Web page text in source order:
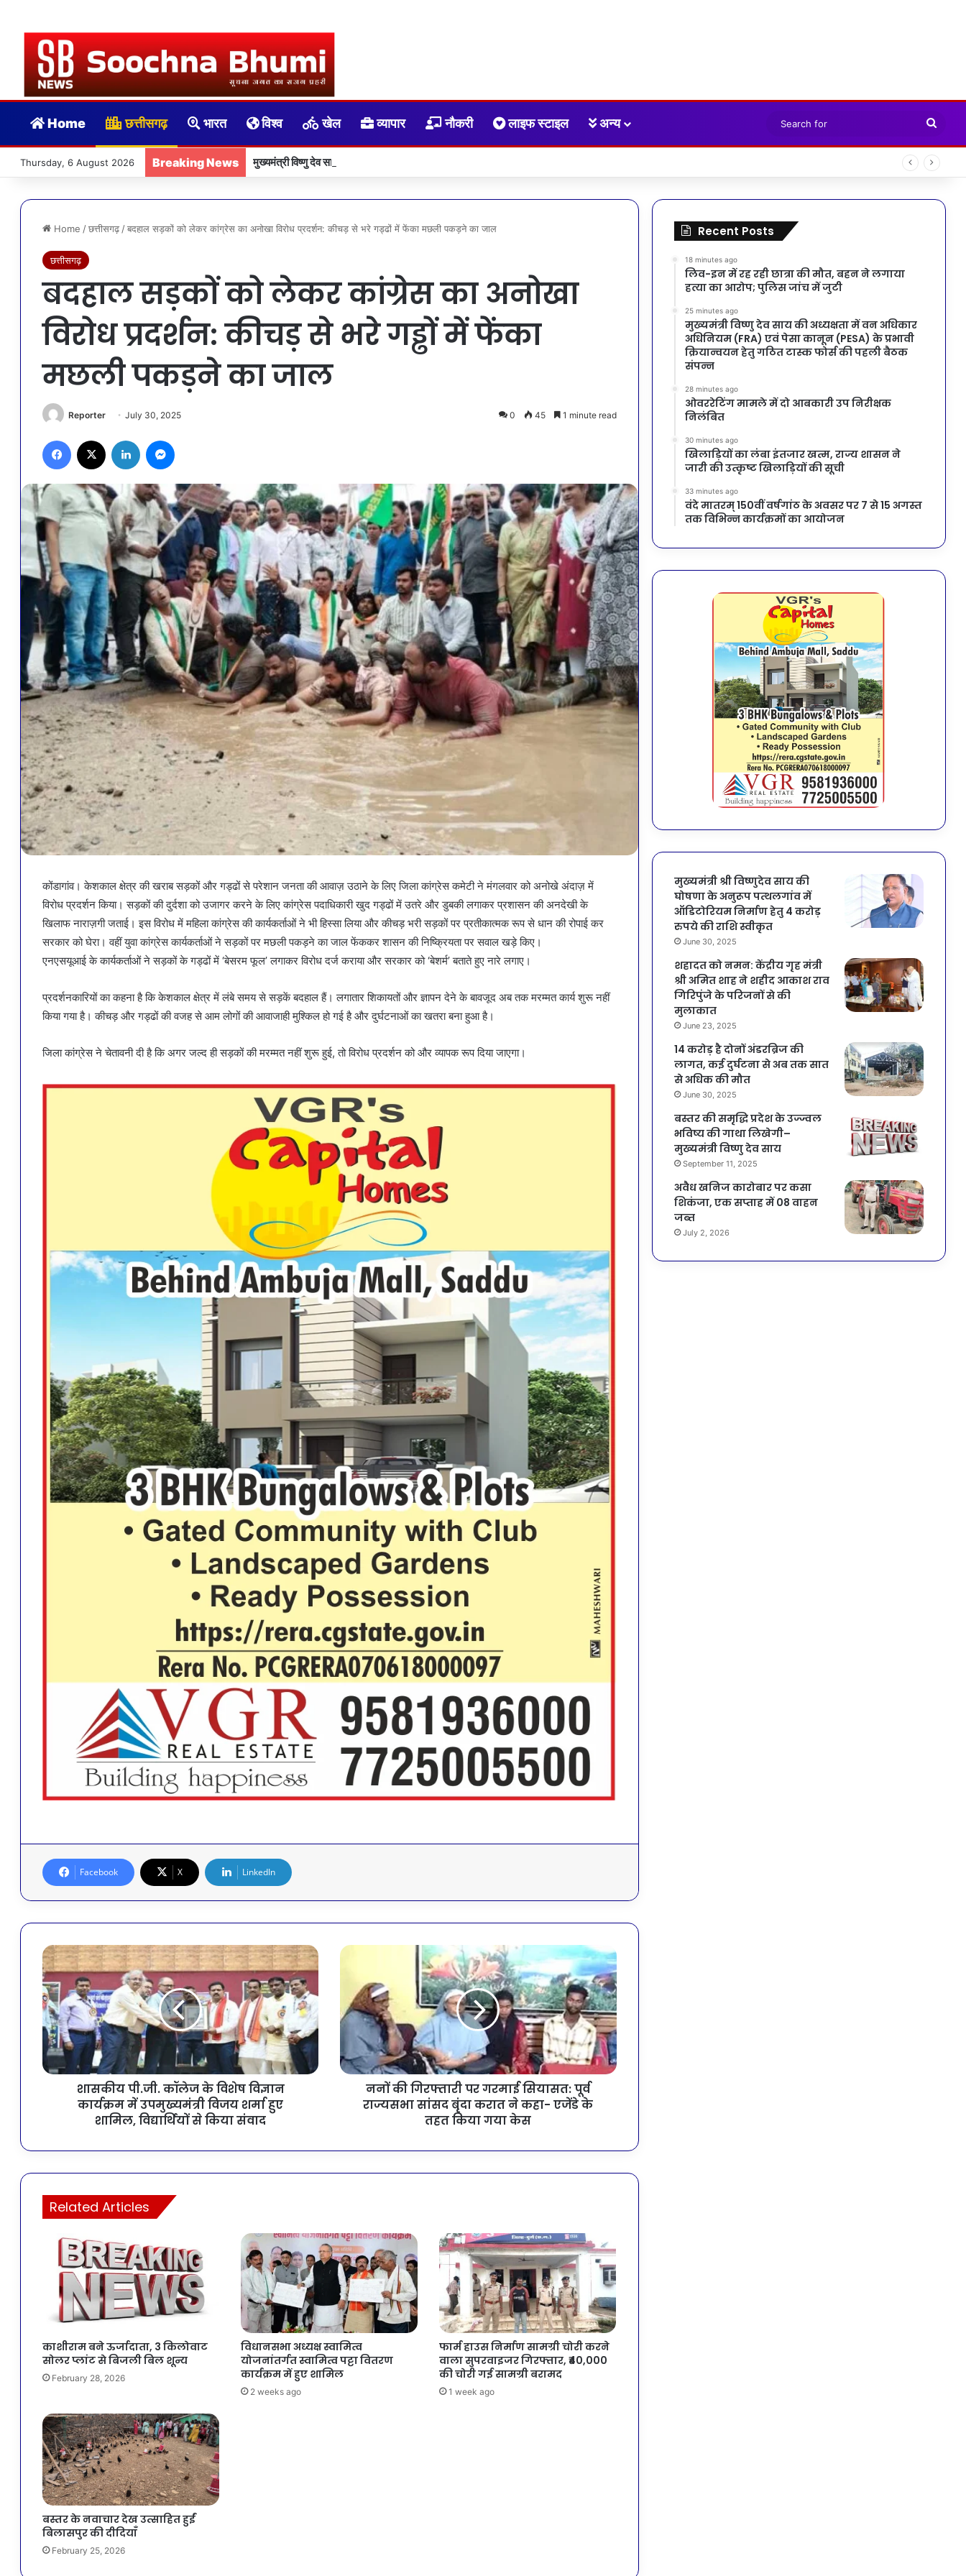
Home छत्तीसगढ़ भारत विश्व खेल व्यापार नौकरी लाइफ स्टाइल अन्य
for
Thursday, 6 August 2026 Breaking News मुख्यमंत्री विष्णु देव साय की अध्यक्षता में वन अधिकार अधिनियम (FRA) एवं पेसा कानून (PESA) के प्रभावी क्रियान्वयन हेतु गठित टास्क फोर्स की पहली बैठक संपन्न
Home / छत्तीसगढ़ / बदहाल सड़कों को लेकर कांग्रेस का अनोखा विरोध प्रदर्शन: कीचड़ से भरे गड्ढों में फेंका मछली पकड़ने का जाल
छत्तीसगढ़
बदहाल सड़कों को लेकर कांग्रेस का अनोखा
विरोध प्रदर्शन: कीचड़ से भरे गड्ढों में फेंका
मछली पकड़ने का जाल
Reporter July 30, 2025 0 45 1 minute read
Facebook LinkedIn
कोंडागांव। केशकाल क्षेत्र की खराब सड़कों और गड्ढों से परेशान जनता की आवाज़ उठाने के लिए जिला कांग्रेस कमेटी ने मंगलवार को अनोखे अंदाज़ में
विरोध प्रदर्शन किया। सड़कों की दुर्दशा को उजागर करने के लिए कांग्रेस पदाधिकारी खुद गड्ढों में उतरे और डुबकी लगाकर प्रशासन की अनदेखी के
खिलाफ नाराज़गी जताई। इस विरोध में महिला कांग्रेस की कार्यकर्ताओं ने भी हिस्सा लिया और कीचड़ भरी सड़कों पर प्रतीकात्मक रूप से धान की रोपाई कर
सरकार को घेरा। वहीं युवा कांग्रेस कार्यकर्ताओं ने सड़कों पर मछली पकड़ने का जाल फेंककर शासन की निष्क्रियता पर सवाल खड़े किए।
एनएसयूआई के कार्यकर्ताओं ने सड़कों के गड्ढों में ‘बेसरम फूल’ लगाकर विरोध दर्ज कराया और सरकार को ‘बेशर्म’ बताते हुए नारे लगाए।
प्रदर्शनकारियों का कहना है कि केशकाल क्षेत्र में लंबे समय से सड़कें बदहाल हैं। लगातार शिकायतों और ज्ञापन देने के बावजूद अब तक मरम्मत कार्य शुरू नहीं
किया गया है। कीचड़ और गड्ढों की वजह से आम लोगों की आवाजाही मुश्किल हो गई है और दुर्घटनाओं का खतरा बना हुआ है।
जिला कांग्रेस ने चेतावनी दी है कि अगर जल्द ही सड़कों की मरम्मत नहीं शुरू हुई, तो विरोध प्रदर्शन को और व्यापक रूप दिया जाएगा।
Facebook X LinkedIn
शासकीय पी.जी. कॉलेज के विशेष विज्ञान
कार्यक्रम में उपमुख्यमंत्री विजय शर्मा हुए
शामिल, विद्यार्थियों से किया संवाद
ननों की गिरफ्तारी पर गरमाई सियासत: पूर्व
राज्यसभा सांसद बृंदा करात ने कहा- एजेंडे के
तहत किया गया केस
Related Articles
काशीराम बने ऊर्जादाता, 3 किलोवाट
सोलर प्लांट से बिजली बिल शून्य
February 28, 2026
विधानसभा अध्यक्ष स्वामित्व
योजनांतर्गत स्वामित्व पट्टा वितरण
कार्यक्रम में हुए शामिल
2 weeks ago
फार्म हाउस निर्माण सामग्री चोरी करने
वाला सुपरवाइजर गिरफ्तार, ₹40,000
की चोरी गई सामग्री बरामद
1 week ago
बस्तर के नवाचार देख उत्साहित हुईं
बिलासपुर की दीदियाँ
February 25, 2026
Recent Posts
18 minutes ago
लिव-इन में रह रही छात्रा की मौत, बहन ने लगाया
हत्या का आरोप; पुलिस जांच में जुटी
25 minutes ago
मुख्यमंत्री विष्णु देव साय की अध्यक्षता में वन अधिकार
अधिनियम (FRA) एवं पेसा कानून (PESA) के प्रभावी
क्रियान्वयन हेतु गठित टास्क फोर्स की पहली बैठक
संपन्न
28 minutes ago
ओवररेटिंग मामले में दो आबकारी उप निरीक्षक
निलंबित
30 minutes ago
खिलाड़ियों का लंबा इंतजार खत्म, राज्य शासन ने
जारी की उत्कृष्ट खिलाड़ियों की सूची
33 minutes ago
वंदे मातरम् 150वीं वर्षगांठ के अवसर पर 7 से 15 अगस्त
तक विभिन्न कार्यक्रमों का आयोजन
मुख्यमंत्री श्री विष्णुदेव साय की
घोषणा के अनुरूप पत्थलगांव में
ऑडिटोरियम निर्माण हेतु 4 करोड़
रुपये की राशि स्वीकृत
June 30, 2025
शहादत को नमन: केंद्रीय गृह मंत्री
श्री अमित शाह ने शहीद आकाश राव
गिरिपुंजे के परिजनों से की
मुलाकात
June 23, 2025
14 करोड़ है दोनों अंडरब्रिज की
लागत, कई दुर्घटना से अब तक सात
से अधिक की मौत
June 30, 2025
बस्तर की समृद्धि प्रदेश के उज्ज्वल
भविष्य की गाथा लिखेगी–
मुख्यमंत्री विष्णु देव साय
September 11, 2025
अवैध खनिज कारोबार पर कसा
शिकंजा, एक सप्ताह में 08 वाहन
जब्त
July 2, 2026